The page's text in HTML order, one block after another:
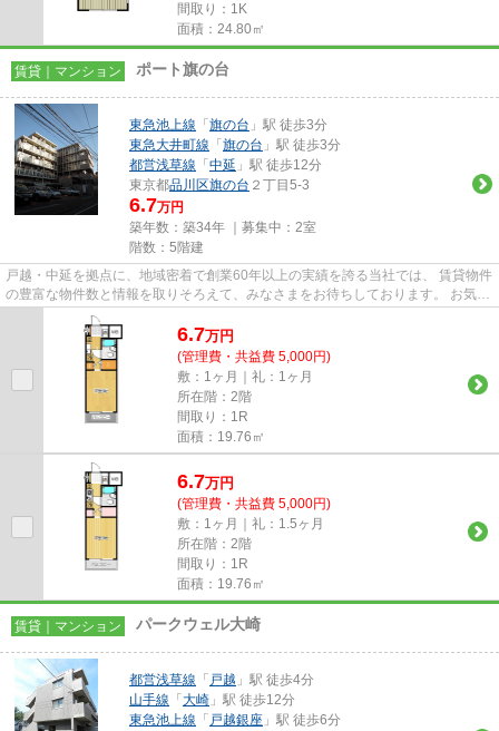
間取り：1K
面積：24.80㎡
賃貸｜マンション ポート旗の台
東急池上線 「 旗の台 」駅 徒歩3分
東急大井町線 「 旗の台 」駅 徒歩3分
都営浅草線 「 中延 」駅 徒歩12分
東京都品川区旗の台 ２丁目5-3
6.7万円
築年数：築34年 ｜募集中： 2室
階数：5階建
戸越・中延を拠点に、地域密着で創業60年以上の実績を誇る当社では、 賃貸物件
の豊富な物件数と情報を取りそろえて、みなさまをお待ちしております。 お気軽
にお問い合わせください。 ...
6.7万円
(管理費・共益費 5,000円)
敷：1ヶ月｜礼：1ヶ月
所在階：2階
間取り：1R
面積：19.76㎡
6.7万円
(管理費・共益費 5,000円)
敷：1ヶ月｜礼：1.5ヶ月
所在階：2階
間取り：1R
面積：19.76㎡
賃貸｜マンション パークウェル大崎
都営浅草線 「 戸越 」駅 徒歩4分
山手線 「 大崎 」駅 徒歩12分
東急池上線 「 戸越銀座 」駅 徒歩6分